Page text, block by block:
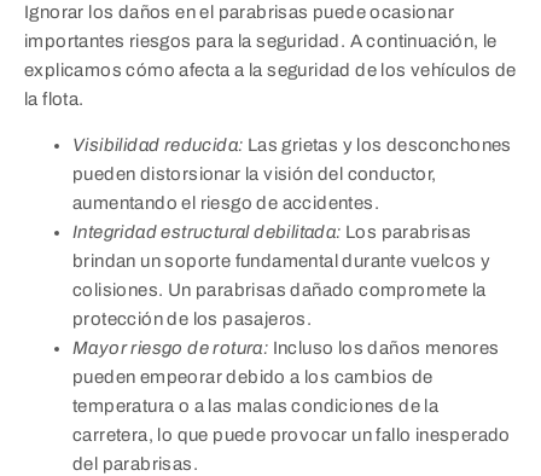
Ignorar los daños en el parabrisas puede ocasionar
importantes riesgos para la seguridad. A continuación, le
explicamos cómo afecta a la seguridad de los vehículos de
la flota.
Visibilidad reducida: Las grietas y los desconchones
pueden distorsionar la visión del conductor,
aumentando el riesgo de accidentes.
Integridad estructural debilitada: Los parabrisas
brindan un soporte fundamental durante vuelcos y
colisiones. Un parabrisas dañado compromete la
protección de los pasajeros.
Mayor riesgo de rotura: Incluso los daños menores
pueden empeorar debido a los cambios de
temperatura o a las malas condiciones de la
carretera, lo que puede provocar un fallo inesperado
del parabrisas.